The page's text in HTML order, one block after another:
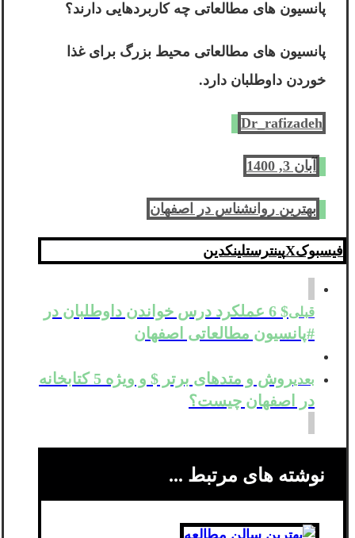
پانسیون های مطالعاتی چه کاربردهایی دارند؟
پانسیون های مطالعاتی محیط بزرگ برای غذا
خوردن داوطلبان دارد.
Dr_rafizadeh
آبان 3, 1400
بهترین روانشناس در اصفهان
فیسبوکXپینترستلینکدین
قبلی
$ 6 عملکرد درس خواندن داوطلبان در
#پانسیون مطالعاتی اصفهان
بعدی
روش و متدهای برتر $ و ویژه 5 کتابخانه
در اصفهان چیست؟
نوشته های مرتبط ...